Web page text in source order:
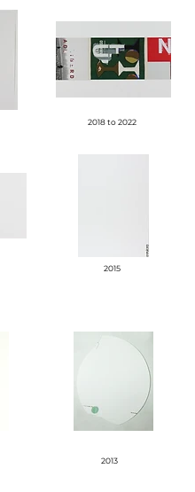
2018 to 2022
2015
2013